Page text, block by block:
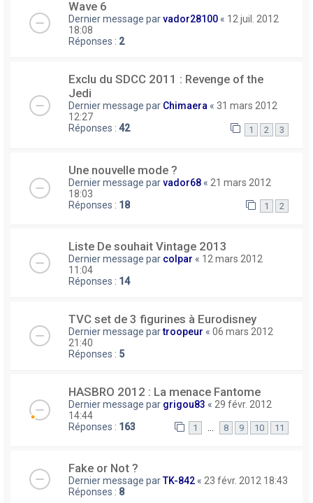
Wave 6
Dernier message parvador28100 « 12 juil. 2012
18:08
Réponses : 2
Exclu du SDCC 2011 : Revenge of the
Jedi
Dernier message par Chimaera « 31 mars 2012
12:27
Réponses : 42 1 2 3
Une nouvelle mode ?
Dernier message parvador68 « 21 mars 2012
18:03
Réponses : 18 1 2
Liste De souhait Vintage 2013
Dernier message par colpar « 12 mars 2012
11:04
Réponses : 14
TVC set de 3 figurines à Eurodisney
Dernier message partroopeur « 06 mars 2012
21:40
Réponses : 5
HASBRO 2012 : La menace Fantome
Dernier message par grigou83 « 29 févr. 2012
14:44
Réponses : 163 1 8 9 10 11
Fake or Not ?
Dernier message parTK-842 « 23 févr. 2012 18:43
Réponses : 8